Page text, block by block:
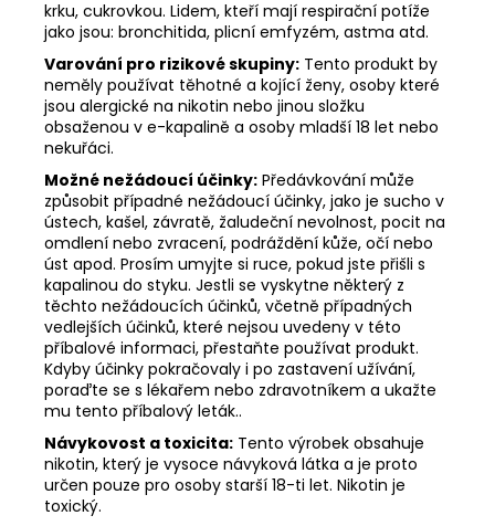
krku, cukrovkou. Lidem, kteří mají respirační potíže
jako jsou: bronchitida, plicní emfyzém, astma atd.
Varování pro rizikové skupiny: Tento produkt by
neměly používat těhotné a kojící ženy, osoby které
jsou alergické na nikotin nebo jinou složku
obsaženou v e-kapalině a osoby mladší 18 let nebo
nekuřáci.
Možné nežádoucí účinky: Předávkování může
způsobit případné nežádoucí účinky, jako je sucho v
ústech, kašel, závratě, žaludeční nevolnost, pocit na
omdlení nebo zvracení, podráždění kůže, očí nebo
úst apod. Prosím umyjte si ruce, pokud jste přišli s
kapalinou do styku. Jestli se vyskytne některý z
těchto nežádoucích účinků, včetně případných
vedlejších účinků, které nejsou uvedeny v této
příbalové informaci, přestaňte používat produkt.
Kdyby účinky pokračovaly i po zastavení užívání,
poraďte se s lékařem nebo zdravotníkem a ukažte
mu tento příbalový leták..
Návykovost a toxicita: Tento výrobek obsahuje
nikotin, který je vysoce návyková látka a je proto
určen pouze pro osoby starší 18-ti let. Nikotin je
toxický.